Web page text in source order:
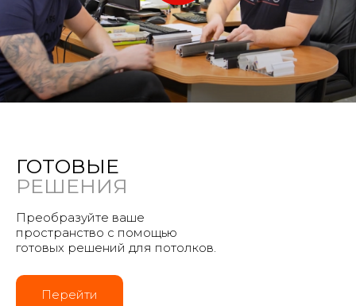
ГОТОВЫЕ
РЕШЕНИЯ
Преобразуйте ваше
пространство с помощью
готовых решений для потолков.
Перейти